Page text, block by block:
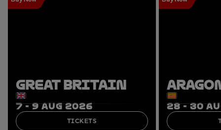
GREAT BRITAIN
7 - 9 AUG 2026
TICKETS
28 - 30